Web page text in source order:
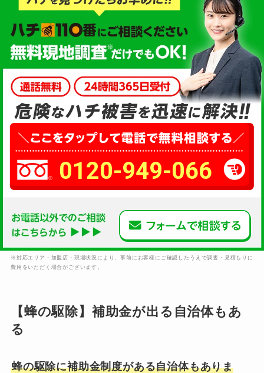
0120-949-066
※対応エリア・加盟店・現場状況により、事前にお客様にご確認したうえで調査・見積もりに
費用をいただく場合がございます。
【蜂の駆除】補助金が出る自治体もあ
る
蜂の駆除に補助金制度がある自治体もありま